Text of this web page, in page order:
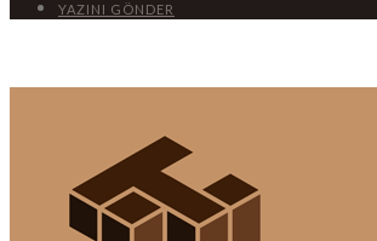
YAZINI GÖNDER